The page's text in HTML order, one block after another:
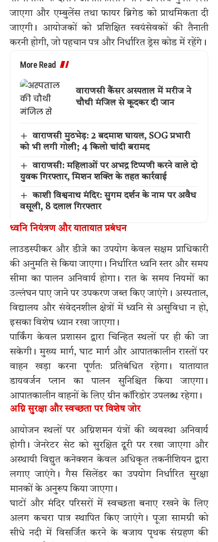
जाएगा और एम्बुलेंस तथा फायर ब्रिगेड को प्राथमिकता दी
जाएगी। आयोजकों को प्रशिक्षित स्वयंसेवकों की तैनाती
करनी होगी, जो पहचान पत्र और निर्धारित ड्रेस कोड में रहेंगे।
More Read
वाराणसी कैंसर अस्पताल में मरीज ने
चौथी मंजिल से कूदकर दी जान
वाराणसी मुठभेड़: 2 बदमाश घायल, SOG प्रभारी
को भी लगी गोली; 4 किलो चांदी बरामद
वाराणसी: महिलाओं पर अभद्र टिप्पणी करने वाले दो
युवक गिरफ्तार, मिशन शक्ति के तहत कार्रवाई
काशी विश्वनाथ मंदिर: सुगम दर्शन के नाम पर अवैध
वसूली, 8 दलाल गिरफ्तार
ध्वनि नियंत्रण और यातायात प्रबंधन
लाउडस्पीकर और डीजे का उपयोग केवल सक्षम प्राधिकारी
की अनुमति से किया जाएगा। निर्धारित ध्वनि स्तर और समय
सीमा का पालन अनिवार्य होगा। रात के समय नियमों का
उल्लंघन पाए जाने पर उपकरण जब्त किए जाएंगे। अस्पताल,
विद्यालय और संवेदनशील क्षेत्रों में ध्वनि से असुविधा न हो,
इसका विशेष ध्यान रखा जाएगा।
पार्किंग केवल प्रशासन द्वारा चिन्हित स्थलों पर ही की जा
सकेगी। मुख्य मार्ग, घाट मार्ग और आपातकालीन रास्तों पर
वाहन खड़ा करना पूर्णतः प्रतिबंधित रहेगा। यातायात
डायवर्जन प्लान का पालन सुनिश्चित किया जाएगा।
आपातकालीन वाहनों के लिए ग्रीन कॉरिडोर उपलब्ध रहेगा।
अग्नि सुरक्षा और स्वच्छता पर विशेष जोर
आयोजन स्थलों पर अग्निशमन यंत्रों की व्यवस्था अनिवार्य
होगी। जेनरेटर सेट को सुरक्षित दूरी पर रखा जाएगा और
अस्थायी विद्युत कनेक्शन केवल अधिकृत तकनीशियन द्वारा
लगाए जाएंगे। गैस सिलेंडर का उपयोग निर्धारित सुरक्षा
मानकों के अनुरूप किया जाएगा।
घाटों और मंदिर परिसरों में स्वच्छता बनाए रखने के लिए
अलग कचरा पात्र स्थापित किए जाएंगे। पूजा सामग्री को
सीधे नदी में विसर्जित करने के बजाय पृथक संग्रहण की